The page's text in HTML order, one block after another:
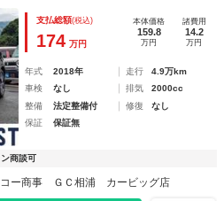
クＤ・Ｃソナー・ヒーデットＤ
支払総額(税込)
174 万円
本体価格
159.8
万円
諸費用
14.2
万円
年式 2018年 走行
4.9万km
車検
なし 排気
2000cc
整備
法定整備付 修復
なし
保証
保証無
商談可
コー商事 ＧＣ相浦 カービッグ店